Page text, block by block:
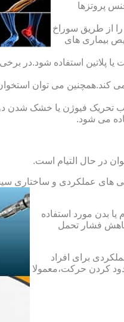
پروتزها
از طریق سوراخ
بیماری های
پلاتین استفاده شود.در
کند.همچنین می توان
فیوژن یا خشک شدن دو
می شود.
در حال التیام است.
های عملکردی و ساختاری
یا بدن مورد استفاده
فشار تحمل
برای افراد
کردن حرکت،معمولا